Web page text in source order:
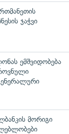
ჯაჭვი
ემშვიდობება
მორიგი